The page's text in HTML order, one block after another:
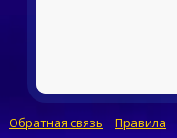
Обратная связь Правила